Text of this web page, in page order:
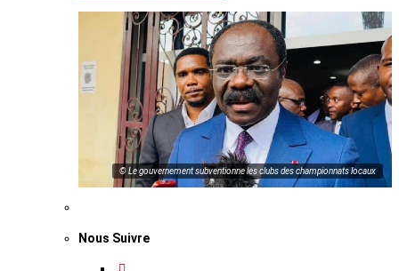
© Le gouvernement subventionne les clubs des championnats locaux
Nous Suivre